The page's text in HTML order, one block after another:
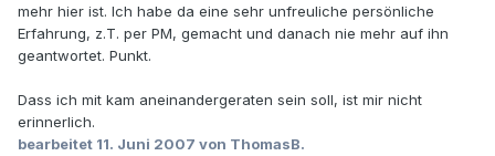
mehr hier ist. Ich habe da eine sehr unfreuliche persönliche
Erfahrung, z.T. per PM, gemacht und danach nie mehr auf ihn
geantwortet. Punkt.
Dass ich mit kam aneinandergeraten sein soll, ist mir nicht
erinnerlich.
bearbeitet 11. Juni 2007 von ThomasB.